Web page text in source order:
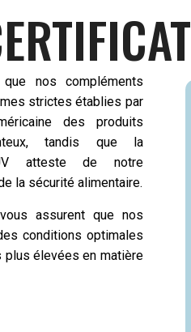
nos compléments
strictes établies par
des produits
tandis que la
atteste de notre
la sécurité alimentaire.
assurent que nos
conditions optimales
plus élevées en matière